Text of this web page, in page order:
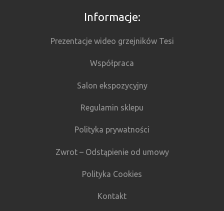
Informacje:
Prezentacje wideo grzejników Tesi
Współpraca
Salon ekspozycyjny
Regulamin sklepu
Polityka prywatności
Zwrot – Odstąpienie od umowy
Polityka Cookies
Kontakt